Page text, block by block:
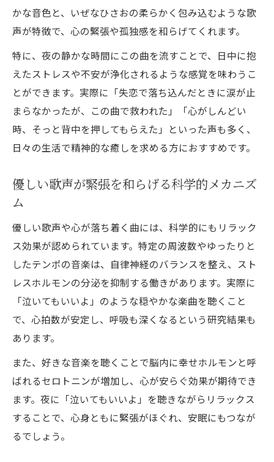
かな音色と、いぜなひさおの柔らかく包み込むような歌
声が特徴で、心の緊張や孤独感を和らげてくれます。
特に、夜の静かな時間にこの曲を流すことで、日中に抱
えたストレスや不安が浄化されるような感覚を味わうこ
とができます。実際に「失恋で落ち込んだときに涙が止
まらなかったが、この曲で救われた」「心がしんどい
時、そっと背中を押してもらえた」といった声も多く、
日々の生活で精神的な癒しを求める方におすすめです。
優しい歌声が緊張を和らげる科学的メカニズ
ム
優しい歌声や心が落ち着く曲には、科学的にもリラック
ス効果が認められています。特定の周波数やゆったりと
したテンポの音楽は、自律神経のバランスを整え、スト
レスホルモンの分泌を抑制する働きがあります。実際に
「泣いてもいいよ」のような穏やかな楽曲を聴くこと
で、心拍数が安定し、呼吸も深くなるという研究結果も
あります。
また、好きな音楽を聴くことで脳内に幸せホルモンと呼
ばれるセロトニンが増加し、心が安らぐ効果が期待でき
ます。夜に「泣いてもいいよ」を聴きながらリラックス
することで、心身ともに緊張がほぐれ、安眠にもつなが
るでしょう。